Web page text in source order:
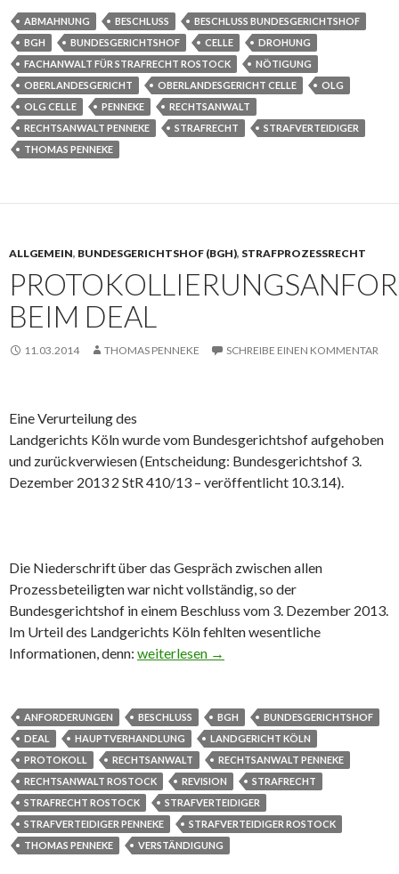
ABMAHNUNG BESCHLUSS
BESCHLUSS BUNDESGERICHTSHOF
BGH
BUNDESGERICHTSHOF CELLE
DROHUNG
FACHANWALT FÜR STRAFRECHT ROSTOCK
NÖTIGUNG
OBERLANDESGERICHT
OBERLANDESGERICHT CELLE
OLG
OLG CELLE
PENNEKE
RECHTSANWALT
RECHTSANWALT PENNEKE
STRAFRECHT
STRAFVERTEIDIGER
THOMAS PENNEKE
ALLGEMEIN, BUNDESGERICHTSHOF (BGH), STRAFPROZESSRECHT
BEIM DEAL
11.03.2014 THOMAS PENNEKE SCHREIBE EINEN KOMMENTAR
Eine Verurteilung des
Landgerichts Köln wurde vom Bundesgerichtshof aufgehoben
und zurückverwiesen (Entscheidung: Bundesgerichtshof 3.
Dezember 2013 2 StR 410/13 – veröffentlicht 10.3.14).
Die Niederschrift über das Gespräch zwischen allen
Prozessbeteiligten war nicht vollständig, so der
Bundesgerichtshof in einem Beschluss vom 3. Dezember 2013.
Im Urteil des Landgerichts Köln fehlten wesentliche
Informationen, denn: Protokollierungsanforderungen beim Deal
weiterlesen →
ANFORDERUNGEN BESCHLUSS BGH
BUNDESGERICHTSHOF
DEAL
HAUPTVERHANDLUNG
LANDGERICHT KÖLN
PROTOKOLL
RECHTSANWALT
RECHTSANWALT PENNEKE
RECHTSANWALT ROSTOCK
REVISION
STRAFRECHT
STRAFRECHT ROSTOCK
STRAFVERTEIDIGER
STRAFVERTEIDIGER PENNEKE
STRAFVERTEIDIGER ROSTOCK
THOMAS PENNEKE
VERSTÄNDIGUNG